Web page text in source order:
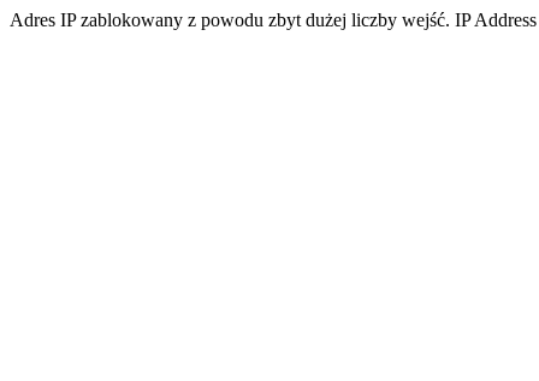
Adres IP zablokowany z powodu zbyt dużej liczby wejść. IP